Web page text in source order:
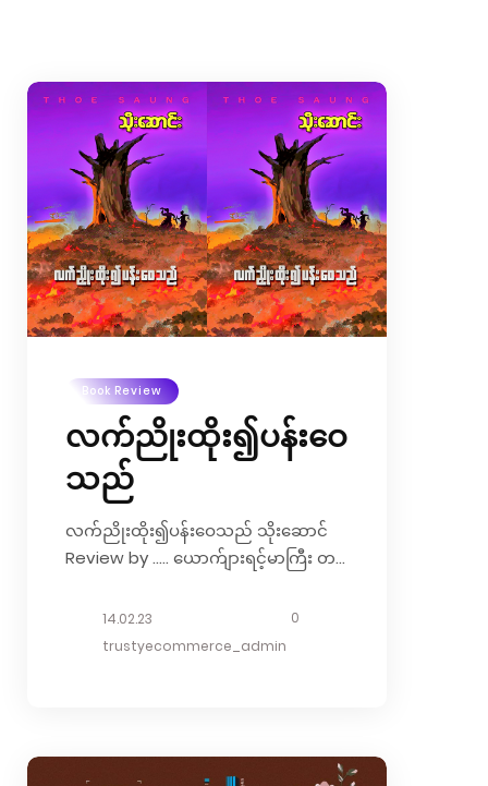
Book Review
လက်ညိုးထိုး၍ပန်းဝေ
သည်
လက်ညိုးထိုး၍ပန်းဝေသည် သိုးဆောင်
Review by ….. ယောက်ျားရင့်မာကြီး တစ်
လေးကတော့ “လက်ညှိုးထိုး၍ ပန်းဝေ
သည်” အမည်ရှိ စာအုပ်လေးပဲ ဖြစ်ပါ
သီချင်းလေး တစ်ပုဒ်ပါ။ ဘွဲ့ထူး ဂုဏ်ထူး
14.02.23
0
trustyecommerce_admin